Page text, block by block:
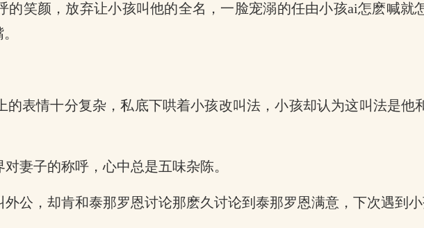
笑颜，放弃让小孩叫他的全名，一脸宠溺的任由小孩ai怎麽喊就
表情十分复杂，私底下哄着小孩改叫法，小孩却认为这叫法是他
妻子的称呼，心中总是五味杂陈。
公，却肯和泰那罗恩讨论那麽久讨论到泰那罗恩满意，下次遇到小